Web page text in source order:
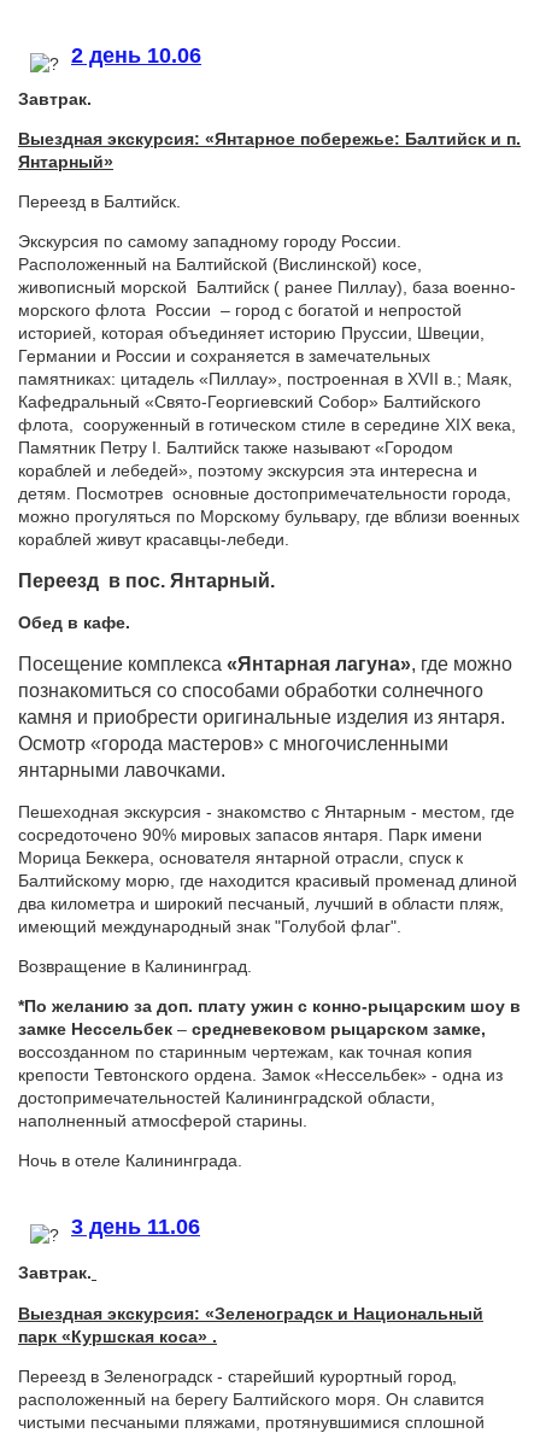
2 день 10.06
Завтрак.
Выездная экскурсия: «Янтарное побережье: Балтийск и п.
Янтарный»
Переезд в Балтийск.
Экскурсия по самому западному городу России.
Расположенный на Балтийской (Вислинской) косе,
живописный морской Балтийск ( ранее Пиллау), база военно-
морского флота России – город с богатой и непростой
историей, которая объединяет историю Пруссии, Швеции,
Германии и России и сохраняется в замечательных
памятниках: цитадель «Пиллау», построенная в XVII в.; Маяк,
Кафедральный «Свято-Георгиевский Собор» Балтийского
флота, сооруженный в готическом стиле в середине XIX века,
Памятник Петру I. Балтийск также называют «Городом
кораблей и лебедей», поэтому экскурсия эта интересна и
детям. Посмотрев основные достопримечательности города,
можно прогуляться по Морскому бульвару, где вблизи военных
кораблей живут красавцы-лебеди.
Переезд в пос. Янтарный.
Обед в кафе.
Посещение комплекса «Янтарная лагуна», где можно
познакомиться со способами обработки солнечного
камня и приобрести оригинальные изделия из янтаря.
Осмотр «города мастеров» с многочисленными
янтарными лавочками.
Пешеходная экскурсия - знакомство с Янтарным - местом, где
сосредоточено 90% мировых запасов янтаря. Парк имени
Морица Беккера, основателя янтарной отрасли, спуск к
Балтийскому морю, где находится красивый променад длиной
два километра и широкий песчаный, лучший в области пляж,
имеющий международный знак "Голубой флаг".
Возвращение в Калининград.
*По желанию за доп. плату ужин с конно-рыцарским шоу в
замке Нессельбек – cредневековом рыцарском замке,
воссозданном по старинным чертежам, как точная копия
крепости Тевтонского ордена. Замок «Нессельбек» - одна из
достопримечательностей Калининградской области,
наполненный атмосферой старины.
Ночь в отеле Калининграда.
3 день 11.06
Завтрак.
Выездная экскурсия: «Зеленоградск и Национальный
парк «Куршская коса» .
Переезд в Зеленоградск - старейший курортный город,
расположенный на берегу Балтийского моря. Он славится
чистыми песчаными пляжами, протянувшимися сплошной